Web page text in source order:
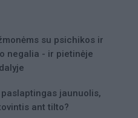
su psichikos ir
negalia - ir pietinėje
paslaptingas jaunuolis,
ant tilto?